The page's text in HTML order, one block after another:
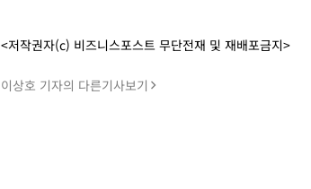
<저작권자(c) 비즈니스포스트 무단전재 및 재배포금지>
이상호 기자의 다른기사보기